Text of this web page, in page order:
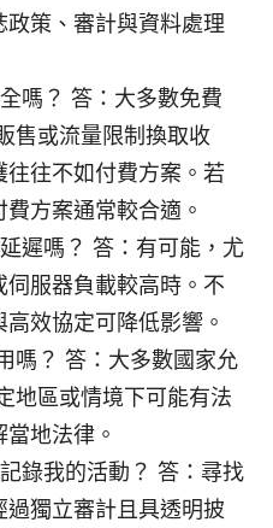
策、審計與資料處理
嗎？ 答：大多數免費
售或流量限制換取收
往不如付費方案。若
方案通常較合適。
遲嗎？ 答：有可能，尤
服器負載較高時。不
效協定可降低影響。
嗎？ 答：大多數國家允
地區或情境下可能有法
地法律。
錄我的活動？ 答：尋找
獨立審計且具透明披